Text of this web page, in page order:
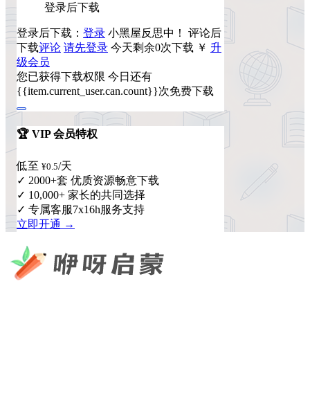
登录后下载
登录后下载： 登录 小黑屋反思中！ 评论后
下载评论 请先登录 今天剩余0次下载 ￥ 升
级会员
您已获得下载权限 今日还有
{{item.current_user.can.count}}次免费下载
🏆 VIP 会员特权
低至 ¥0.5/天
✓ 2000+套 优质资源畅意下载
✓ 10,000+ 家长的共同选择
✓ 专属客服7x16h服务支持
立即开通 →